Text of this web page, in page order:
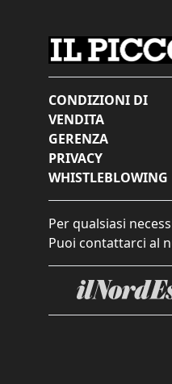
CONDIZIONI DI
VENDITA
GERENZA
PRIVACY
WHISTLEBLOWING
Per qualsiasi
Puoi contattarci al